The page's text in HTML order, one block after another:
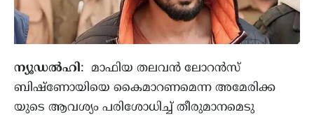
ന്യൂഡല്‍ഹി: മാഫിയ തലവന്‍ ലോറന്‍സ്
ബിഷ്‌ണോയിയെ കൈമാറണമെന്ന അമേരിക്ക
യുടെ ആവശ്യം പരിശോധിച്ച് തീരുമാനമെടു